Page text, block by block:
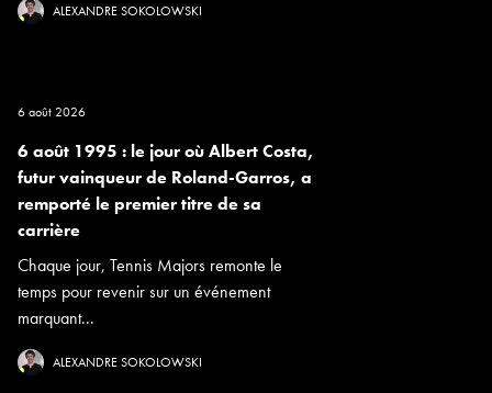
ALEXANDRE SOKOLOWSKI
6 août 2026
6 août 1995 : le jour où Albert Costa,
futur vainqueur de Roland-Garros, a
remporté le premier titre de sa
carrière
Chaque jour, Tennis Majors remonte le
temps pour revenir sur un événement
marquant...
ALEXANDRE SOKOLOWSKI